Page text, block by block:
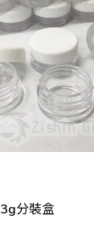
3g分裝盒